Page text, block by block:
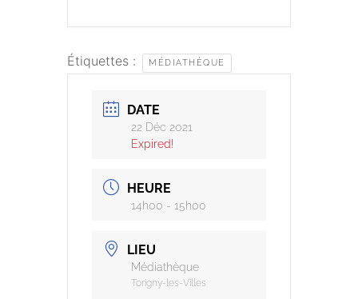
Étiquettes : MÉDIATHÈQUE
DATE
22 Déc 2021
Expired!
HEURE
14h00 - 15h00
LIEU
Médiathèque
Torigny-les-Villes